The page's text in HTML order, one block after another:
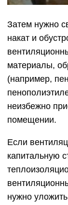
Затем нужно
накат и
материалы,
(например,
неизбежно
помещении.
Если
капитальную
нужно